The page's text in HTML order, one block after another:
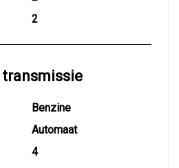
2
Benzine
Automaat
4